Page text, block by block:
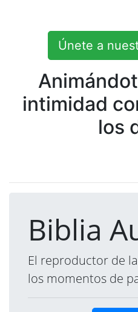
Únete a
intimidad
los
Biblia
El reproductor de
los momentos de